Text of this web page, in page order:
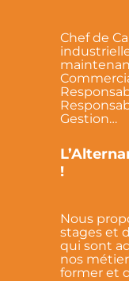
Chef de
Gestion…
!
Nous
stages et
qui sont
nos
former et